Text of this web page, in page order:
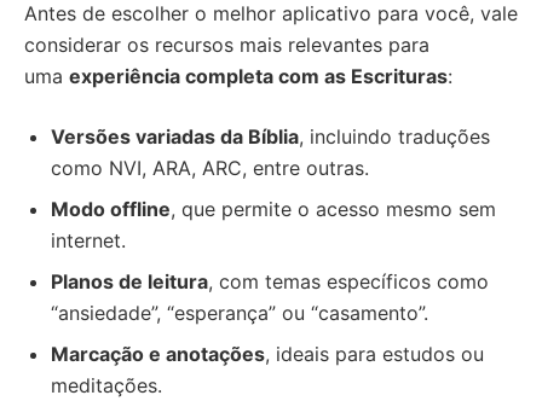
Antes de escolher o melhor aplicativo para você, vale
considerar os recursos mais relevantes para
uma experiência completa com as Escrituras:
Versões variadas da Bíblia, incluindo traduções
como NVI, ARA, ARC, entre outras.
Modo offline, que permite o acesso mesmo sem
internet.
Planos de leitura, com temas específicos como
“ansiedade”, “esperança” ou “casamento”.
Marcação e anotações, ideais para estudos ou
meditações.